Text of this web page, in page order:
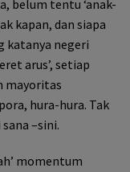
belum tentu ‘anak-
kapan, dan siapa
katanya negeri
arus’, setiap
mayoritas
hura-hura. Tak
–sini.
momentum